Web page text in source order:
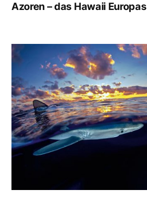
Azoren – das Hawaii Europas